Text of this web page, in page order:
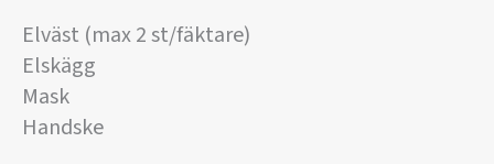
Elväst (max 2 st/fäktare)
Elskägg
Mask
Handske